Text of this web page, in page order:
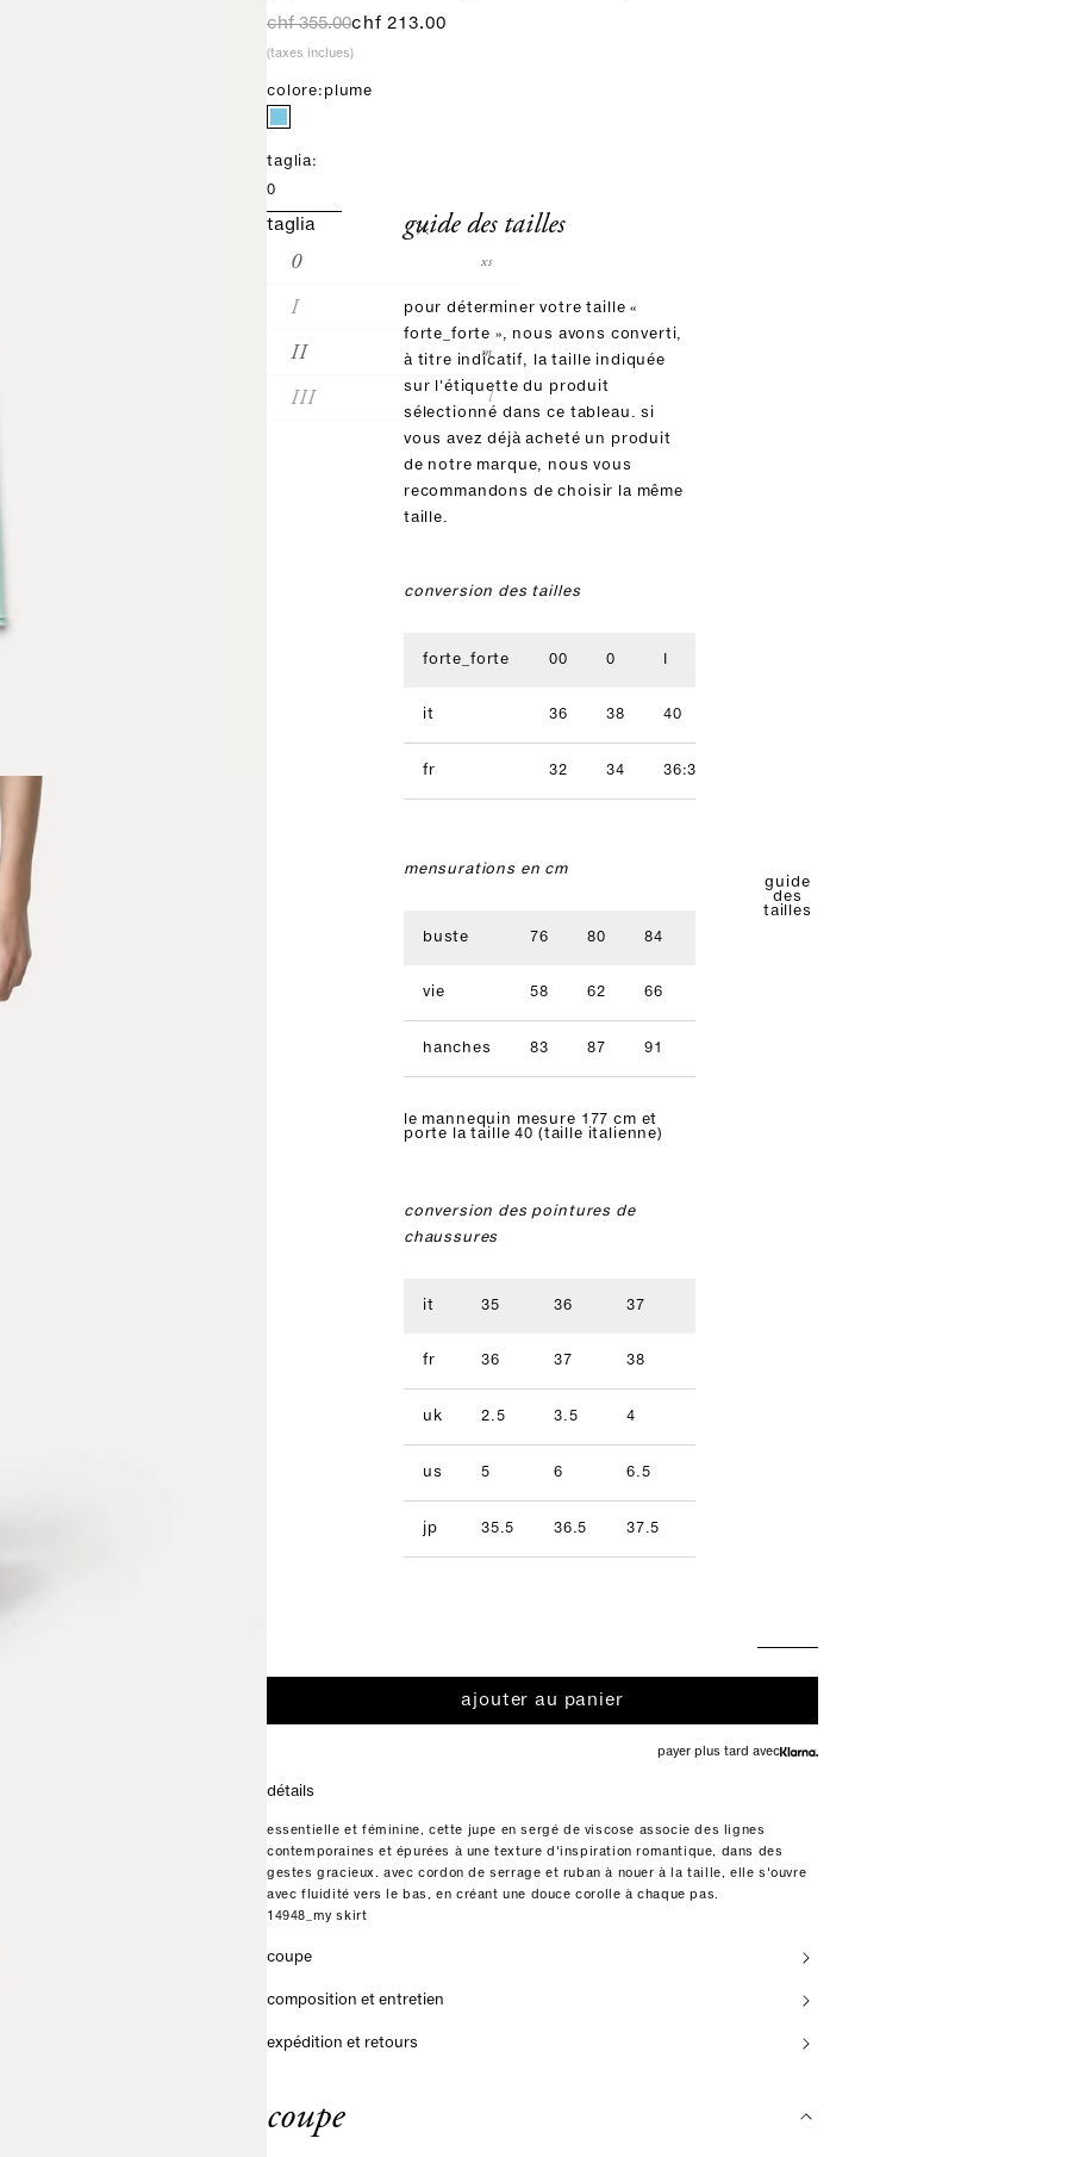
prix normal
chf 355.00prix de vente
chf 213.00
(taxes inclues)
colore: plume
taglia:
0
taglia
0 xs
I s
II m
III l
guide des tailles
pour déterminer votre taille «
forte_forte », nous avons converti,
à titre indicatif, la taille indiquée
sur l'étiquette du produit
sélectionné dans ce tableau. si
vous avez déjà acheté un produit
de notre marque, nous vous
recommandons de choisir la même
taille.
conversion des tailles
forte_forte 00 0
it 36 38 40
fr 32 34 36:38
mensurations en cm
buste 76 80 84
vie 58 62 66
hanches 83 87 91
le mannequin mesure 177 cm et
porte la taille 40 (taille italienne)
conversion des pointures de
chaussures
it 35 36 37
fr 36 37 38
uk 2.5 3.5 4
us 5 6 6.5
jp 35.5 36.5 37.5
guide
des
tailles
ajouter au panier
payer plus tard avec
détails
essentielle et féminine, cette jupe en sergé de viscose associe des lignes
contemporaines et épurées à une texture d'inspiration romantique, dans des
gestes gracieux. avec cordon de serrage et ruban à nouer à la taille, elle s'ouvre
avec fluidité vers le bas, en créant une douce corolle à chaque pas.
14948_my skirt
coupe
composition et entretien
expédition et retours
coupe